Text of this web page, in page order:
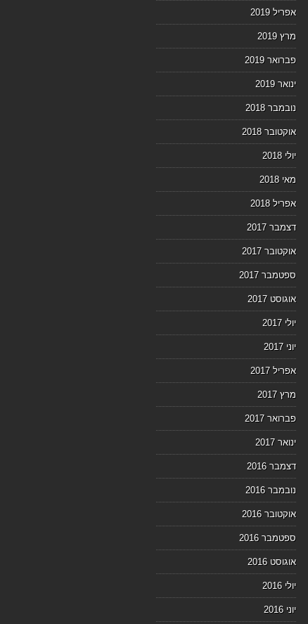
אפריל 2019
מרץ 2019
פברואר 2019
ינואר 2019
נובמבר 2018
אוקטובר 2018
יולי 2018
מאי 2018
אפריל 2018
דצמבר 2017
אוקטובר 2017
ספטמבר 2017
אוגוסט 2017
יולי 2017
יוני 2017
אפריל 2017
מרץ 2017
פברואר 2017
ינואר 2017
דצמבר 2016
נובמבר 2016
אוקטובר 2016
ספטמבר 2016
אוגוסט 2016
יולי 2016
יוני 2016